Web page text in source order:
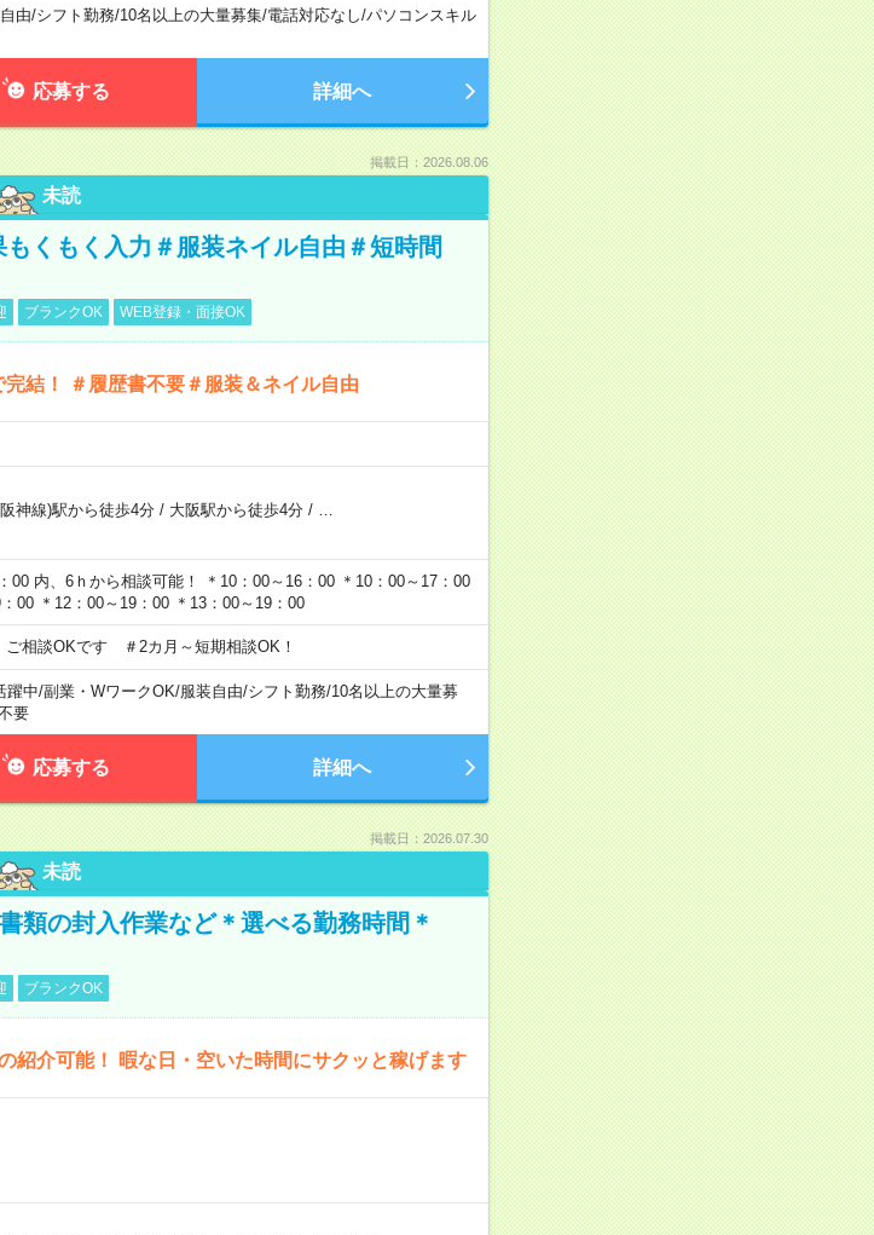
由/シフト勤務/10名以上の大量募集/電話対応なし/パソコンスキル
応募する 詳細へ
掲載日：2026.08.06
未読
くもく入力＃服装ネイル自由＃短時間
ブランクOK WEB登録・面接OK
完結！ ＃履歴書不要＃服装＆ネイル自由
神線)駅から徒歩4分/ 大阪駅から徒歩4分/
内、6ｈから相談可能！ ＊10：00～16：00 ＊10：00～17：00
00 ＊12：00～19：00 ＊13：00～19：00
相談OKです ＃2カ月～短期相談OK！
躍中/副業・WワークOK/服装自由/シフト勤務/10名以上の大量募
要
応募する 詳細へ
掲載日：2026.07.30
未読
類の封入作業など＊選べる勤務時間＊
ブランクOK
紹介可能！ 暇な日・空いた時間にサクッと稼げます